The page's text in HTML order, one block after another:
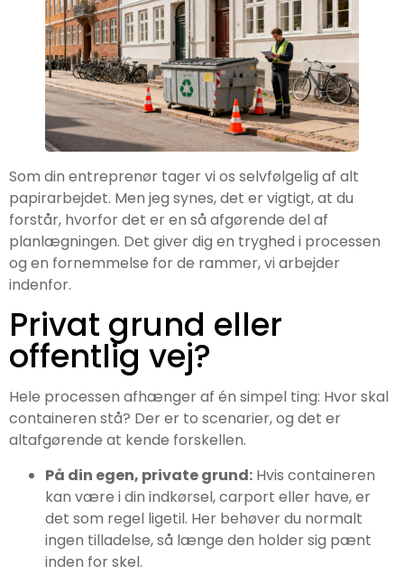
Som din entreprenør tager vi os selvfølgelig af alt
papirarbejdet. Men jeg synes, det er vigtigt, at du
forstår, hvorfor det er en så afgørende del af
planlægningen. Det giver dig en tryghed i processen
og en fornemmelse for de rammer, vi arbejder
indenfor.
Privat grund eller
offentlig vej?
Hele processen afhænger af én simpel ting: Hvor skal
containeren stå? Der er to scenarier, og det er
altafgørende at kende forskellen.
På din egen, private grund: Hvis containeren
kan være i din indkørsel, carport eller have, er
det som regel ligetil. Her behøver du normalt
ingen tilladelse, så længe den holder sig pænt
inden for skel.